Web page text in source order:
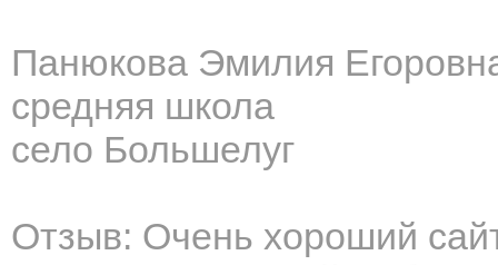
Панюкова Эмилия
средняя школа
село Большелуг
Отзыв: Очень хороший